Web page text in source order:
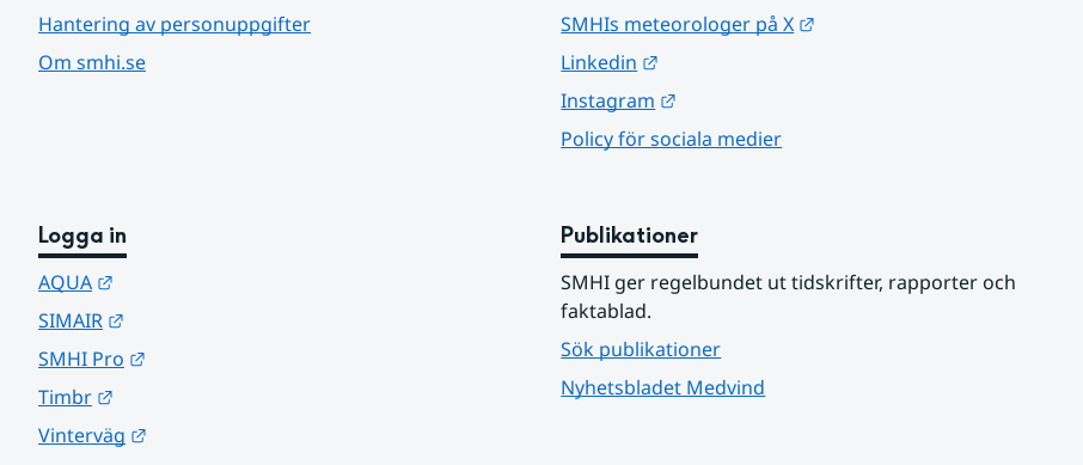
Hantering av personuppgifter
Om smhi.se
SMHIs meteorologer på X
Linkedin
Instagram
Policy för sociala medier
Logga in
AQUA
SIMAIR
SMHI Pro
Timbr
Vinterväg
Publikationer
SMHI ger regelbundet ut tidskrifter, rapporter och
faktablad.
Sök publikationer
Nyhetsbladet Medvind